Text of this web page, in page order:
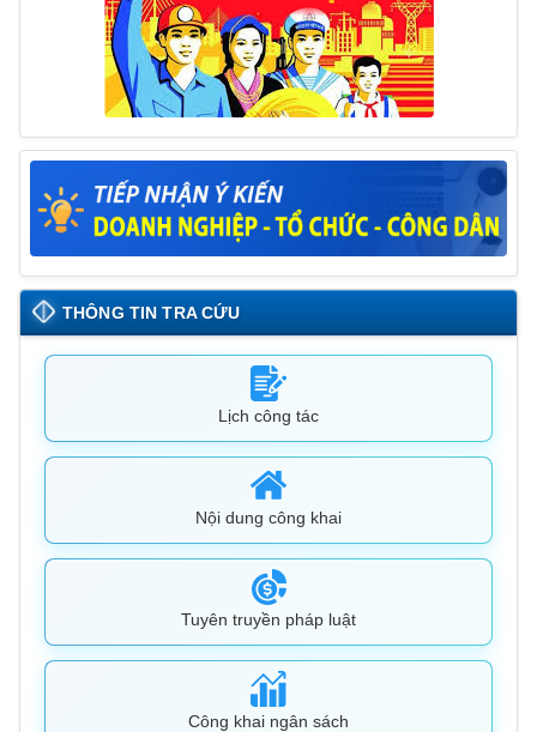
THÔNG TIN TRA CỨU
Lịch công tác
Nội dung công khai
Tuyên truyền pháp luật
Công khai ngân sách